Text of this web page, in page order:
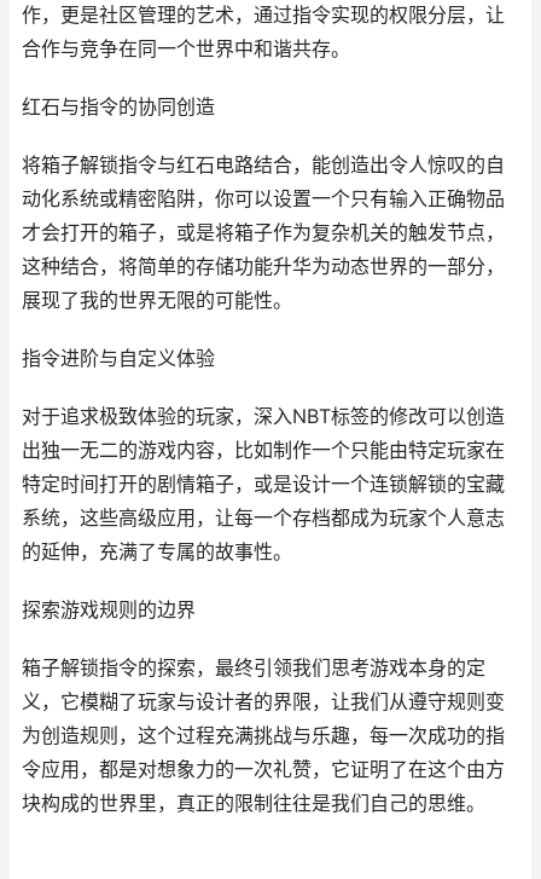
作，更是社区管理的艺术，通过指令实现的权限分层，让
合作与竞争在同一个世界中和谐共存。
红石与指令的协同创造
将箱子解锁指令与红石电路结合，能创造出令人惊叹的自
动化系统或精密陷阱，你可以设置一个只有输入正确物品
才会打开的箱子，或是将箱子作为复杂机关的触发节点，
这种结合，将简单的存储功能升华为动态世界的一部分，
展现了我的世界无限的可能性。
指令进阶与自定义体验
对于追求极致体验的玩家，深入NBT标签的修改可以创造
出独一无二的游戏内容，比如制作一个只能由特定玩家在
特定时间打开的剧情箱子，或是设计一个连锁解锁的宝藏
系统，这些高级应用，让每一个存档都成为玩家个人意志
的延伸，充满了专属的故事性。
探索游戏规则的边界
箱子解锁指令的探索，最终引领我们思考游戏本身的定
义，它模糊了玩家与设计者的界限，让我们从遵守规则变
为创造规则，这个过程充满挑战与乐趣，每一次成功的指
令应用，都是对想象力的一次礼赞，它证明了在这个由方
块构成的世界里，真正的限制往往是我们自己的思维。